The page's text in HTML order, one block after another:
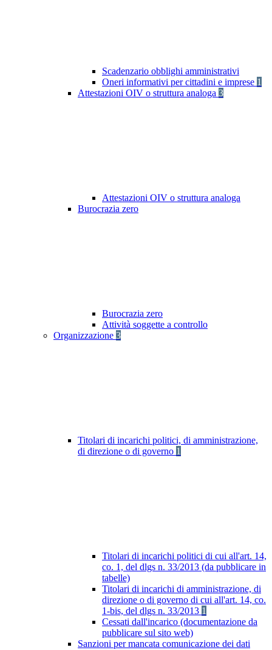
Scadenzario obblighi amministrativi
Oneri informativi per cittadini e imprese 1
Attestazioni OIV o struttura analoga 3
Attestazioni OIV o struttura analoga
Burocrazia zero
Burocrazia zero
Attività soggette a controllo
Organizzazione 3
Titolari di incarichi politici, di amministrazione,
di direzione o di governo 1
Titolari di incarichi politici di cui all'art. 14,
co. 1, del dlgs n. 33/2013 (da pubblicare in
tabelle)
Titolari di incarichi di amministrazione, di
direzione o di governo di cui all'art. 14, co.
1-bis, del dlgs n. 33/2013 1
Cessati dall'incarico (documentazione da
pubblicare sul sito web)
Sanzioni per mancata comunicazione dei dati